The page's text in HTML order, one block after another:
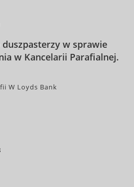
w sprawie
w Kancelarii Parafialnej.
W Loyds Bank